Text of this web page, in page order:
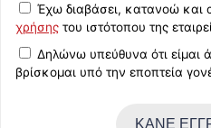
Έχω διαβάσει, κατανοώ και
χρήσης του ιστότοπου της
Δηλώνω υπεύθυνα ότι είμαι
βρίσκομαι υπό την εποπτεία
ΚΑΝΕ